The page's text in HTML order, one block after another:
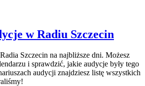
w Radiu Szczecin
Szczecin na najbliższe dni. Możesz
i sprawdzić, jakie audycje były tego
audycji znajdziesz listę wszystkich